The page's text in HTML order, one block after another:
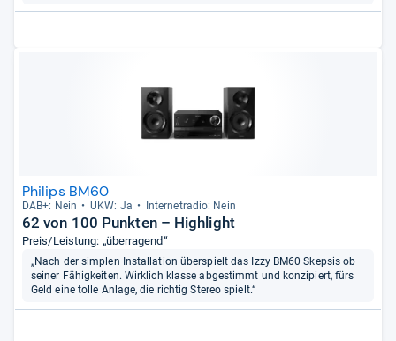
Philips BM60
DAB+: Nein UKW: Ja Inter­ne­tra­dio: Nein
62 von 100 Punkten – Highlight
Preis/Leistung: „überragend“
„Nach der simplen Installation überspielt das Izzy BM60 Skepsis ob
seiner Fähigkeiten. Wirklich klasse abgestimmt und konzipiert, fürs
Geld eine tolle Anlage, die richtig Stereo spielt.“